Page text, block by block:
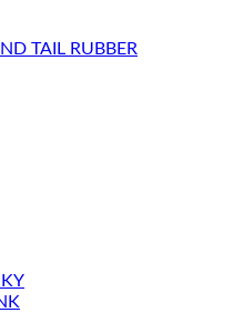
TAIL RUBBER